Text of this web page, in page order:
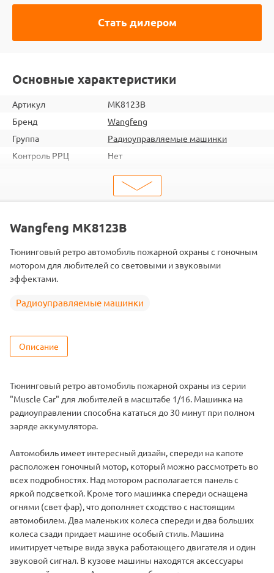
Стать дилером
Основные характеристики
Артикул
MK8123B
Бренд
Wangfeng
Группа
Радиоуправляемые машинки
Контроль РРЦ
Нет
18
ШтрихКод
2000000046846
Масштаб
1/16
Аккумулятор
Wangfeng MK8123B
Тюнинговый ретро автомобиль пожарной охраны с гоночным
мотором для любителей со световыми и звуковыми
эффектами.
Радиоуправляемые машинки
Описание
Тюнинговый ретро автомобиль пожарной охраны из серии
"Muscle Сar" для любителей в масштабе 1/16. Машинка на
радиоуправлении способна кататься до 30 минут при полном
заряде аккумулятора.
Автомобиль имеет интересный дизайн, спереди на капоте
расположен гоночный мотор, который можно рассмотреть во
всех подробностях. Над мотором располагается панель с
яркой подсветкой. Кроме того машинка спереди оснащена
огнями (свет фар), что дополняет сходство с настоящим
автомобилем. Два маленьких колеса спереди и два больших
колеса сзади придает машине особый стиль. Машина
имитирует четыре вида звука работающего двигателя и один
звуковой сигнал. В кузове машины находятся аксессуары